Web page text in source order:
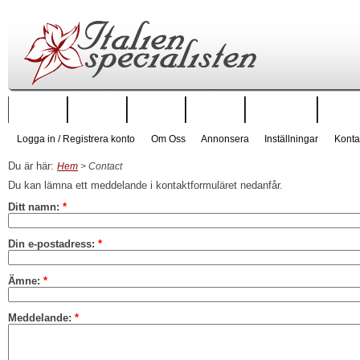
Logga in / Registrera konto Om Oss Annonsera Inställningar
Du är här: Hem > Contact
Du kan lämna ett meddelande i kontaktformuläret nedanfår.
Ditt namn: *
Din e-postadress: *
Ämne: *
Meddelande: *